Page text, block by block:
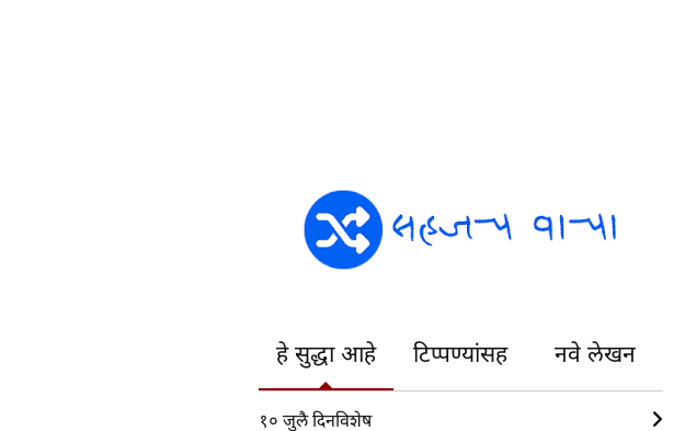
हे सुद्धा आहे टिप्पण्यांसह नवे लेखन
१० जुलै दिनविशेष